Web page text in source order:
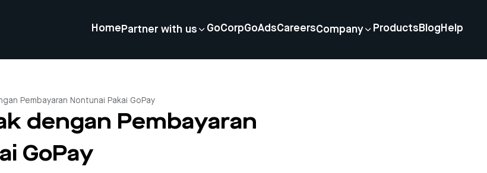
Home Partner with us GoCorpGoAdsCareersCompany Products Blog Help
Pembayaran Nontunai Pakai GoPay
dengan Pembayaran
GoPay